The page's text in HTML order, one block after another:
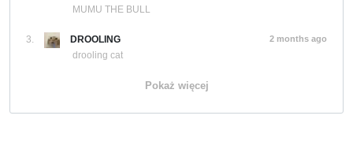
MUMU THE BULL
3.
DROOLING
drooling cat
2 months ago
Pokaż więcej